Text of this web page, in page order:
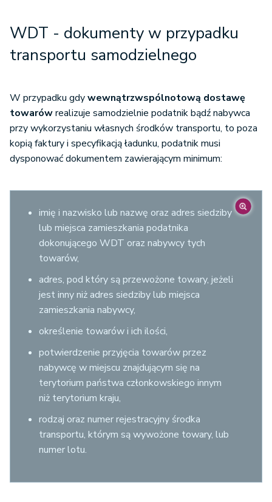
WDT - dokumenty w przypadku
transportu samodzielnego
W przypadku gdywewnątrzwspólnotową dostawę
towarówrealizuje samodzielnie podatnik bądź nabywca
przy wykorzystaniu własnych środków transportu, to poza
kopią faktury i specyfikacją ładunku, podatnik musi
dysponować dokumentem zawierającym minimum:
imię i nazwisko lub nazwę oraz adres siedziby
lub miejsca zamieszkania podatnika
dokonującego WDT oraz nabywcy tych
towarów,
adres, pod który są przewożone towary, jeżeli
jest inny niż adres siedziby lub miejsca
zamieszkania nabywcy,
określenie towarów i ich ilości,
potwierdzenie przyjęcia towarów przez
nabywcę w miejscu znajdującym się na
terytorium państwa członkowskiego innym
niż terytorium kraju,
rodzaj oraz numer rejestracyjny środka
transportu, którym są wywożone towary, lub
numer lotu.